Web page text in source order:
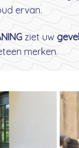
ervan.
ziet uw gevel
merken.